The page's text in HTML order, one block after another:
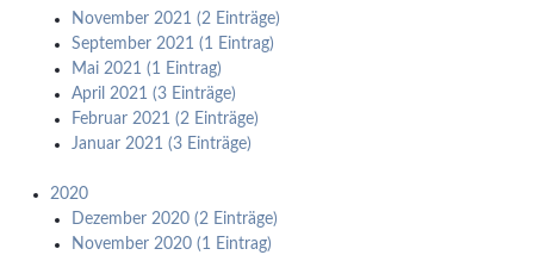
November 2021 (2 Einträge)
September 2021 (1 Eintrag)
Mai 2021 (1 Eintrag)
April 2021 (3 Einträge)
Februar 2021 (2 Einträge)
Januar 2021 (3 Einträge)
2020
Dezember 2020 (2 Einträge)
November 2020 (1 Eintrag)